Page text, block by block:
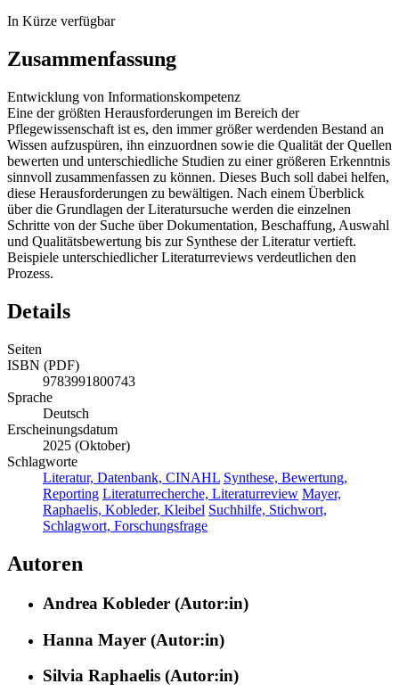
In Kürze verfügbar
Zusammenfassung
Entwicklung von Informationskompetenz
Eine der größten Herausforderungen im Bereich der
Pflegewissenschaft ist es, den immer größer werdenden Bestand an
Wissen aufzuspüren, ihn einzuordnen sowie die Qualität der Quellen
bewerten und unterschiedliche Studien zu einer größeren Erkenntnis
sinnvoll zusammenfassen zu können. Dieses Buch soll dabei helfen,
diese Herausforderungen zu bewältigen. Nach einem Überblick
über die Grundlagen der Literatursuche werden die einzelnen
Schritte von der Suche über Dokumentation, Beschaffung, Auswahl
und Qualitätsbewertung bis zur Synthese der Literatur vertieft.
Beispiele unterschiedlicher Literaturreviews verdeutlichen den
Prozess.
Details
Seiten
ISBN (PDF)
9783991800743
Sprache
Deutsch
Erscheinungsdatum
2025 (Oktober)
Schlagworte
Literatur, Datenbank, CINAHL Synthese, Bewertung,
Reporting Literaturrecherche, Literaturreview Mayer,
Raphaelis, Kobleder, Kleibel Suchhilfe, Stichwort,
Schlagwort, Forschungsfrage
Autoren
Andrea Kobleder (Autor:in)
Hanna Mayer (Autor:in)
Silvia Raphaelis (Autor:in)